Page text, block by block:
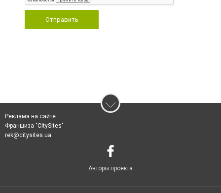
Отправить
Реклама на сайте
Франшиза "CitySites"
rek@citysites.ua
Авторы проекта